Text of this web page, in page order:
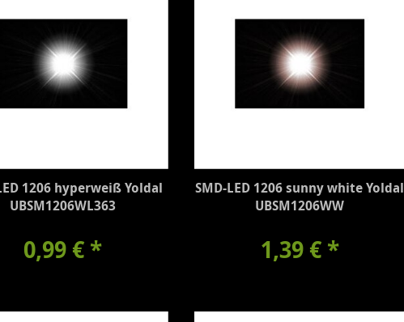
1206 hyperweiß Yoldal
UBSM1206WL363
0,99 € *
SMD-LED 1206 sunny white Yoldal
UBSM1206WW
1,39 € *